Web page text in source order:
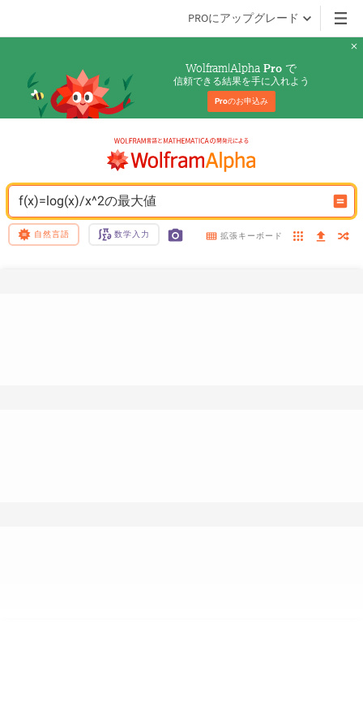
PROにアップグレード
Wolfram|Alpha Pro で
信頼できる結果を手に入れよう
Proのお申込み
f(x)=log(x)/x^2の最大値
自然言語 数学入力 拡張キーボード